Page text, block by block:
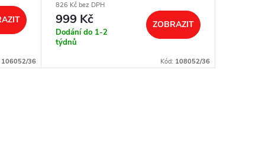
106052/36
826 Kč bez DPH
999 Kč
Dodání do 1-2
týdnů
ZOBRAZIT
Kód: 108052/36